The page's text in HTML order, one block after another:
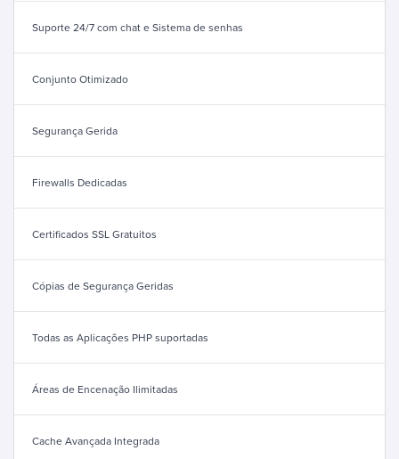
Suporte 24/7 com chat e Sistema de senhas
Conjunto Otimizado
Segurança Gerida
Firewalls Dedicadas
Certificados SSL Gratuitos
Cópias de Segurança Geridas
Todas as Aplicações PHP suportadas
Áreas de Encenação Ilimitadas
Cache Avançada Integrada